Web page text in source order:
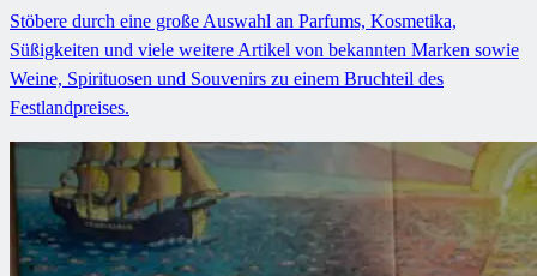
Stöbere durch eine große Auswahl an Parfums, Kosmetika,
Süßigkeiten und viele weitere Artikel von bekannten Marken sowie
Weine, Spirituosen und Souvenirs zu einem Bruchteil des
Festlandpreises.